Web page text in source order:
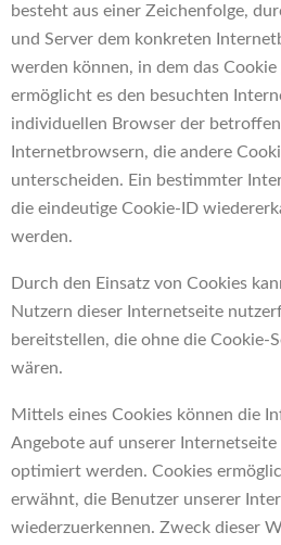
besteht aus einer Zeichenfolge,
und Server dem konkreten
werden können, in dem das
ermöglicht es den besuchten
individuellen Browser der
Internetbrowsern, die andere
unterscheiden. Ein bestimmter
die eindeutige Cookie-ID
werden.
Durch den Einsatz von Cookies
Nutzern dieser Internetseite
bereitstellen, die ohne die Cookie-
wären.
Mittels eines Cookies können die
Angebote auf unserer Internetseite
optimiert werden. Cookies
erwähnt, die Benutzer unserer
wiederzuerkennen. Zweck dieser